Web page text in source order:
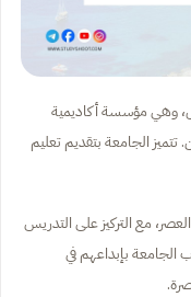
وهي مؤسسة أكاديمية
الجامعة بتقديم تعليم
مع التركيز على التدريس
بإبداعهم في